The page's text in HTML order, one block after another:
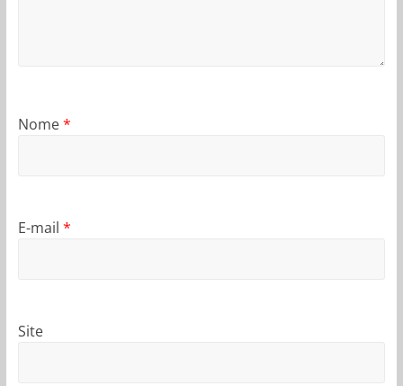
Nome*
E-mail *
Site